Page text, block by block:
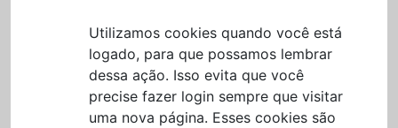
Utilizamos cookies quando você está
logado, para que possamos lembrar
dessa ação. Isso evita que você
precise fazer login sempre que visitar
uma nova página. Esses cookies são